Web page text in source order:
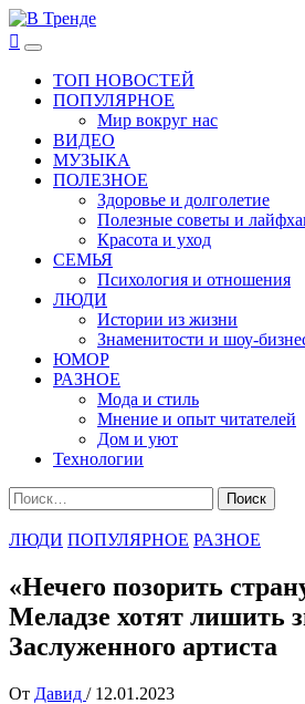
Перейти
к
содержимому
В Тренде
Самые свежие новости интернета
Основное
менюТОП НОВОСТЕЙ
ПОПУЛЯРНОЕ
Мир вокруг нас
ВИДЕО
МУЗЫКА
ПОЛЕЗНОЕ
Здоровье и долголетие
Полезные советы и
Красота и уход
СЕМЬЯ
Психология и отношения
ЛЮДИ
Истории из жизни
Знаменитости и шоу-
ЮМОР
РАЗНОЕ
Мода и стиль
Мнение и опыт читателей
Дом и уют
Технологии
Найти:
ЛЮДИ ПОПУЛЯРНОЕ РАЗНОЕ
«Нечего позорить
Меладзе хотят лишить
Заслуженного apтиста
От Давид / 12.01.2023